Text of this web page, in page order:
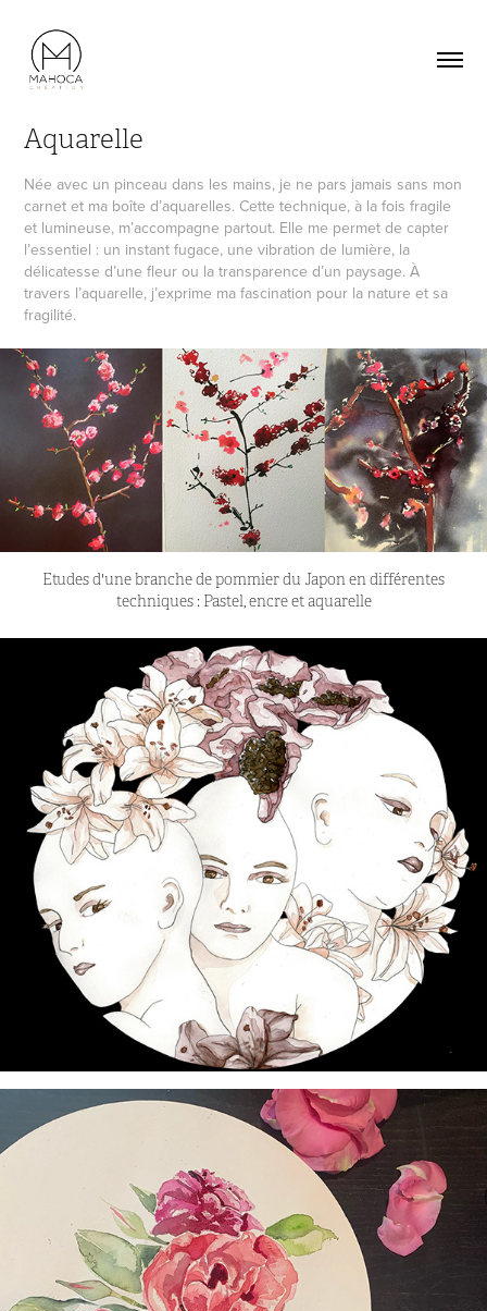
Aquarelle
Née avec un pinceau dans les mains, je ne pars jamais sans mon
carnet et ma boîte d’aquarelles. Cette technique, à la fois fragile
et lumineuse, m’accompagne partout. Elle me permet de capter
l’essentiel : un instant fugace, une vibration de lumière, la
délicatesse d’une fleur ou la transparence d’un paysage. À
travers l’aquarelle, j’exprime ma fascination pour la nature et sa
fragilité.
Etudes d'une branche de pommier du Japon en différentes
techniques : Pastel, encre et aquarelle